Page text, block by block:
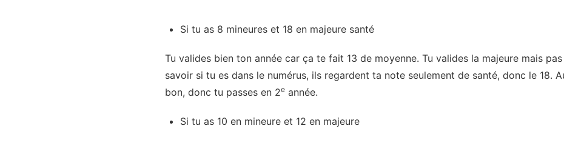
Si tu as 8 mineures et 18 en majeure santé
Tu valides bien ton année car ça te fait 13 de moyenne. Tu valides la majeure mais
savoir si tu es dans le numérus, ils regardent ta note seulement de santé, donc le 18.
bon, donc tu passes en 2e année.
Si tu as 10 en mineure et 12 en majeure